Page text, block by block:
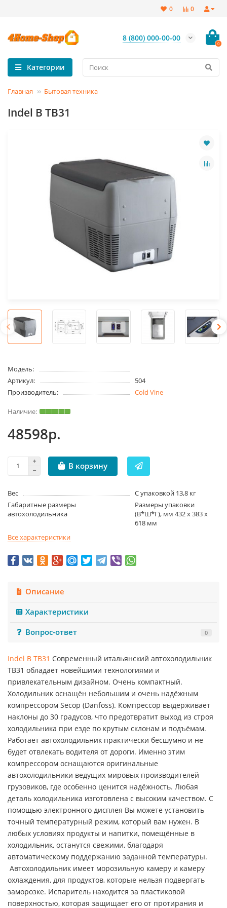
0
0
8 (800) 000-00-00
0
Категории
Главная Бытовая техника
Indel B TB31
Модель:
Артикул:
504
Производитель:
Cold Vine
48598р.
В корзину
Вес
С упаковкой 13,8 кг
Габаритные размеры
автохолодильника
Размеры упаковки
(В*Ш*Г), мм 432 х 383 х
618 мм
Все характеристики
Описание
Характеристики
Вопрос-ответ
0
Indel B TB31 Современный итальянский автохолодильник
TB31 обладает новейшими технологиями и
привлекательным дизайном. Очень компактный.
Холодильник оснащён небольшим и очень надёжным
компрессором Secop (Danfoss). Компрессор выдерживает
наклоны до 30 градусов, что предотвратит выход из строя
холодильника при езде по крутым склонам и подъёмам.
Работает автохолодильник практически бесшумно и не
будет отвлекать водителя от дороги. Именно этим
компрессором оснащаются оригинальные
автохолодильники ведущих мировых производителей
грузовиков, где особенно ценится надёжность. Любая
деталь холодильника изготовлена с высоким качеством. С
помощью электронного дисплея Вы можете установить
точный температурный режим, который вам нужен. В
любых условиях продукты и напитки, помещённые в
холодильник, останутся свежими, благодаря
автоматическому поддержанию заданной температуры.
Автохолодильник имеет морозильную камеру и камеру
охлаждения, для продуктов, которые нельзя подвергать
заморозке. Испаритель находится за пластиковой
поверхностью, которая защищает его от протирания и